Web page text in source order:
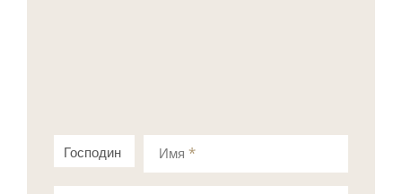
Господин Госпожа
Имя *